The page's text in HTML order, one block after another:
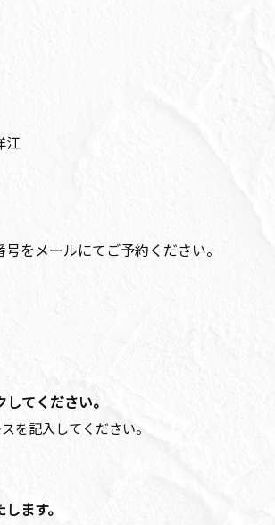
江
をメールにてご予約ください。
てください。
を記入してください。
ます。